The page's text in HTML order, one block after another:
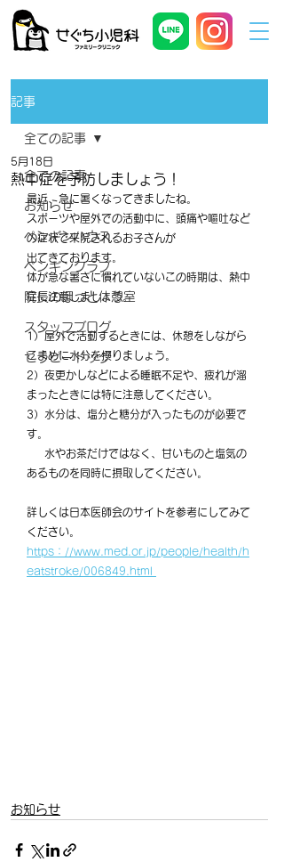
記事
全ての記事
お知らせ
ペンギンハウス
ペンギンクラブ
院長のほっと休憩室
スタッフブログ
セラピードッグ
全ての記事
熱中症を予防しましょう！
5月18日
最近、急に暑くなってきましたね。
スポーツや屋外での活動中に、頭痛や嘔吐など
の症状で来院されるお子さんが
出てきております。
体が急な暑さに慣れていないこの時期は、熱中
症に注意しましょう。
1）屋外で活動するときには、休憩をしながら
こまめに水分を摂りましょう。
2）夜更かしなどによる睡眠不足や、疲れが溜
まったときには特に注意してください。
3）水分は、塩分と糖分が入ったものが必要で
す。
水やお茶だけではなく、甘いものと塩気の
あるものを同時に摂取してください。
詳しくは日本医師会のサイトを参考にしてみて
ください。
https：//www.med.or.jp/people/health/h
eatstroke/006849.html
お知らせ